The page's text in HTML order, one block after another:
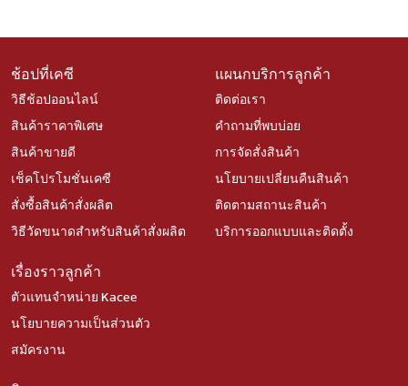
ช้อปที่เคซี
วิธีช้อปออนไลน์
สินค้าราคาพิเศษ
สินค้าขายดี
เช็คโปรโมชั่นเคซี
สั่งซื้อสินค้าสั่งผลิต
วิธีวัดขนาดสำหรับสินค้าสั่งผลิต
แผนกบริการลูกค้า
ติดต่อเรา
คำถามที่พบบ่อย
การจัดสั่งสินค้า
นโยบายเปลี่ยนคืนสินค้า
ติดตามสถานะสินค้า
บริการออกแบบและติดตั้ง
เรื่องราวลูกค้า
ตัวแทนจำหน่าย Kacee
นโยบายความเป็นส่วนตัว
สมัครงาน